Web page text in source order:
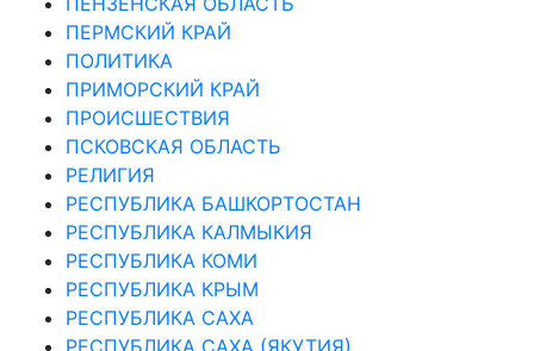
ПЕРМСКИЙ КРАЙ
ПОЛИТИКА
ПРИМОРСКИЙ КРАЙ
ПРОИСШЕСТВИЯ
ПСКОВСКАЯ ОБЛАСТЬ
РЕЛИГИЯ
РЕСПУБЛИКА БАШКОРТОСТАН
РЕСПУБЛИКА КАЛМЫКИЯ
РЕСПУБЛИКА КОМИ
РЕСПУБЛИКА КРЫМ
РЕСПУБЛИКА САХА
РЕСПУБЛИКА САХА (ЯКУТИЯ)